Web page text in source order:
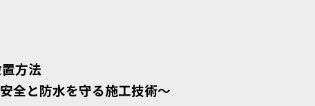
方法
全と防水を守る施工技術〜